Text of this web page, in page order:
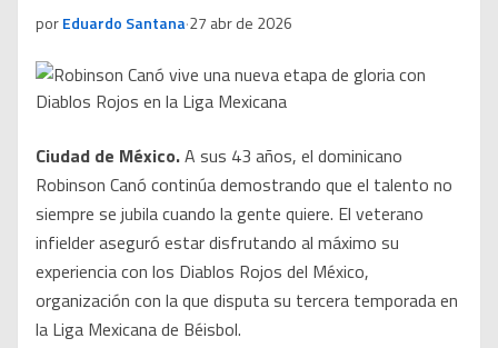
porEduardo Santana·27 abr de 2026
Ciudad de México.A sus 43 años, el dominicano
Robinson Canó continúa demostrando que el talento no
siempre se jubila cuando la gente quiere. El veterano
infielder aseguró estar disfrutando al máximo su
experiencia con los Diablos Rojos del México,
organización con la que disputa su tercera temporada en
la Liga Mexicana de Béisbol.